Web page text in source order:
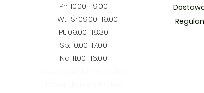
Pn. 10:00–19:00
Wt.-Śr.09:00-19:00
Pt. 09:00–18:30
​​Sb: 10:00-17:00
Nd: 11:00–16:00